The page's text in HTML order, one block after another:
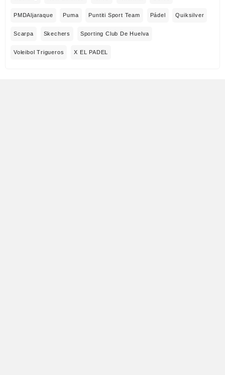
PMDAljaraque Puma Puntiti Sport Team Pádel Quiksilver
Scarpa Skechers Sporting Club De Huelva
Voleibol Trigueros X EL PADEL